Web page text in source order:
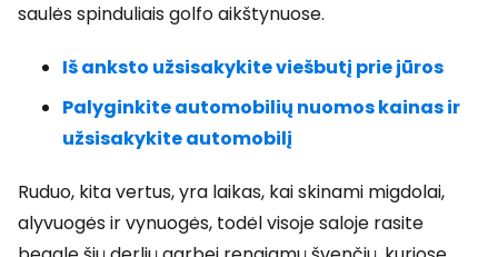
saulės spinduliais golfo aikštynuose.
Iš anksto užsisakykite viešbutį prie jūros
Palyginkite automobilių nuomos kainas ir
užsisakykite automobilį
Ruduo, kita vertus, yra laikas, kai skinami migdolai,
alyvuogės ir vynuogės, todėl visoje saloje rasite